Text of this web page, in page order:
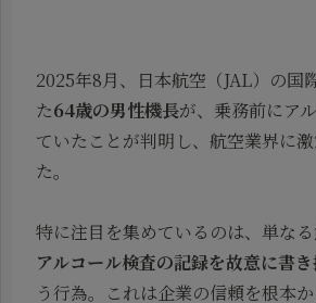
2025年8月、日本航空（JAL）の国
た64歳の男性機長が、乗務前にア
ていたことが判明し、航空業界に
た。
特に注目を集めているのは、単なる
アルコール検査の記録を故意に書
う行為。これは企業の信頼を根本